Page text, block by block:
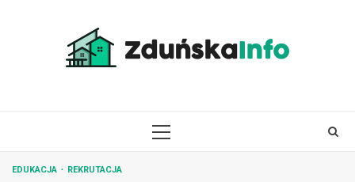
PRIMARY
EDUKACJA REKRUTACJA